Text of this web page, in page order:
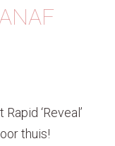
‘Reveal’
thuis!